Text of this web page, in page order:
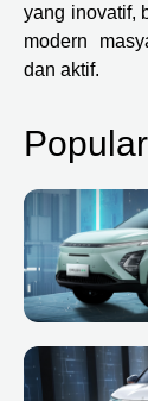
yang inovatif,
modern
dan aktif.